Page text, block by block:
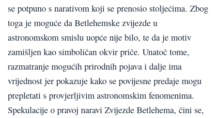
se potpuno s narativom koji se prenosio stoljećima. Zbog
toga je moguće da Betlehemske zvijezde u
astronomskom smislu uopće nije bilo, te da je motiv
zamišljen kao simboličan okvir priče. Unatoč tome,
razmatranje mogućih prirodnih pojava i dalje ima
vrijednost jer pokazuje kako se povijesne predaje mogu
prepletati s provjerljivim astronomskim fenomenima.
Spekulacije o pravoj naravi Zvijezde Betlehema, čini se,